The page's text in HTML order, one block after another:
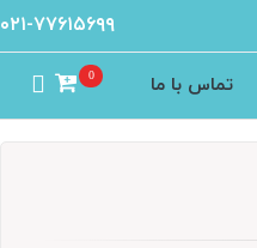
۰۲۱-۷۷۶۱۵۶۹۹
تماس با ما 0